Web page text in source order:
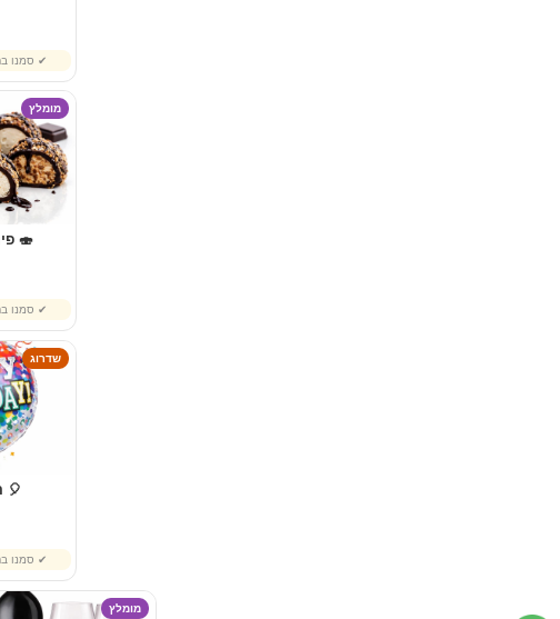
✔ סמנו
מומלץ
🍣
✔ סמנו
שדרוג
🎈
✔ סמנו
מומלץ